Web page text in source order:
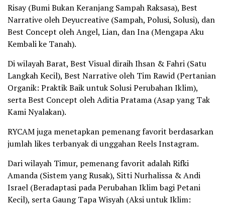
Risay (Bumi Bukan Keranjang Sampah Raksasa), Best
Narrative oleh Deyucreative (Sampah, Polusi, Solusi), dan
Best Concept oleh Angel, Lian, dan Ina (Mengapa Aku
Kembali ke Tanah).
Di wilayah Barat, Best Visual diraih Ihsan & Fahri (Satu
Langkah Kecil), Best Narrative oleh Tim Rawid (Pertanian
Organik: Praktik Baik untuk Solusi Perubahan Iklim),
serta Best Concept oleh Aditia Pratama (Asap yang Tak
Kami Nyalakan).
RYCAM juga menetapkan pemenang favorit berdasarkan
jumlah likes terbanyak di unggahan Reels Instagram.
Dari wilayah Timur, pemenang favorit adalah Rifki
Amanda (Sistem yang Rusak), Sitti Nurhalissa & Andi
Israel (Beradaptasi pada Perubahan Iklim bagi Petani
Kecil), serta Gaung Tapa Wisyah (Aksi untuk Iklim: